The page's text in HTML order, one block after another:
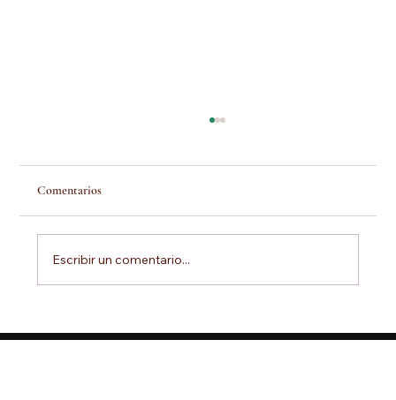
mundo?
Comentarios
Escribir un comentario...